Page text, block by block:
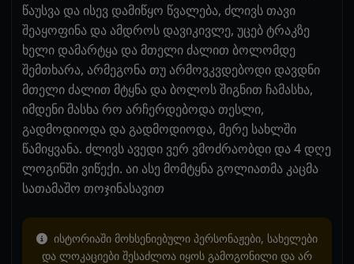
წაუსვა და ისევ დამიწყო წვალება, ძლივს თავი
შეაყოფინა და ამდროს დავიკივლე, უცებ ტრაკზე
ხელი დამარტყა და მთელი ძალით ბოლომდე
შემთხარა, არმეგონა თუ არმოვკვდებოდი დავდნი
მთელი ძალით მტყნა და ბოლოს შიგნით ჩამასხა,
იმდენი მასხა რო არჩერდებოდა თესლი,
გადმოდიოდა და გადმოდიოდა, მერე სახლში
წამიყვანა. ძლივს ავედი ვერ ვმოძრაობდი და 4 დღე
ლოგინში ვიწექი. აი ასე მომტყნა გოლიათმა კაცმა
სათამაშო თოჯინასავით
ისტორიაში მოხსენიებული პერსონაჟები, სახელები
და ლოკაციები შესაძლოა იყოს გამოგონილი და არ